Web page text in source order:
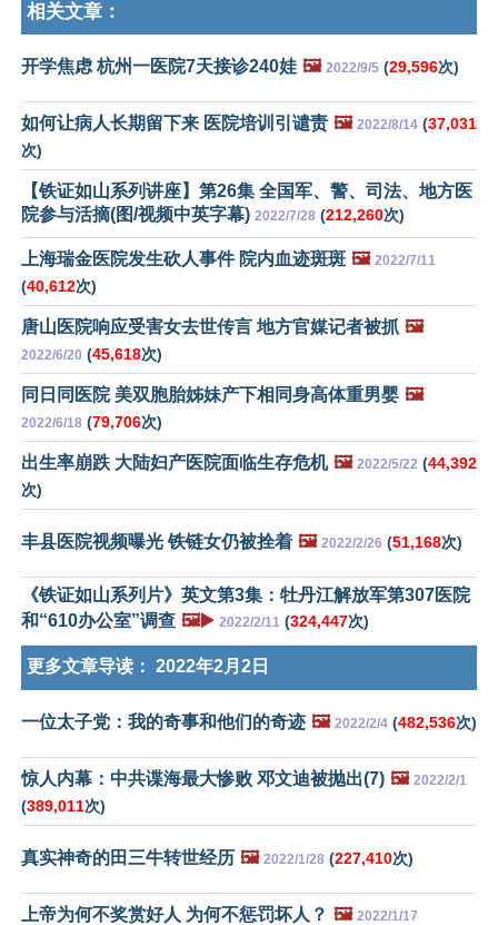
相关文章：
开学焦虑 杭州一医院7天接诊240娃 🖼️ 2022/9/5 (29,596次)
如何让病人长期留下来 医院培训引谴责 🖼️ 2022/8/14 (37,031
次)
【铁证如山系列讲座】第26集 全国军、警、司法、地方医
院参与活摘(图/视频中英字幕) 2022/7/28 (212,260次)
上海瑞金医院发生砍人事件 院内血迹斑斑 🖼️ 2022/7/11
(40,612次)
唐山医院响应受害女去世传言 地方官媒记者被抓 🖼️
2022/6/20 (45,618次)
同日同医院 美双胞胎姊妹产下相同身高体重男婴 🖼️
2022/6/18 (79,706次)
出生率崩跌 大陆妇产医院面临生存危机 🖼️ 2022/5/22 (44,392
次)
丰县医院视频曝光 铁链女仍被拴着 🖼️ 2022/2/26 (51,168次)
《铁证如山系列片》英文第3集：牡丹江解放军第307医院
和“610办公室”调查 🖼️▶️ 2022/2/11 (324,447次)
更多文章导读： 2022年2月2日
一位太子党：我的奇事和他们的奇迹 🖼️ 2022/2/4 (482,536次)
惊人内幕：中共谍海最大惨败 邓文迪被抛出(7) 🖼️ 2022/2/1
(389,011次)
真实神奇的田三牛转世经历 🖼️ 2022/1/28 (227,410次)
上帝为何不奖赏好人 为何不惩罚坏人？ 🖼️ 2022/1/17